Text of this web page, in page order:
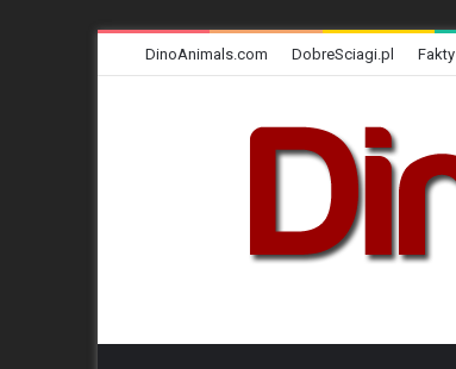
DinoAnimals.com DobreSciagi.pl Fakty